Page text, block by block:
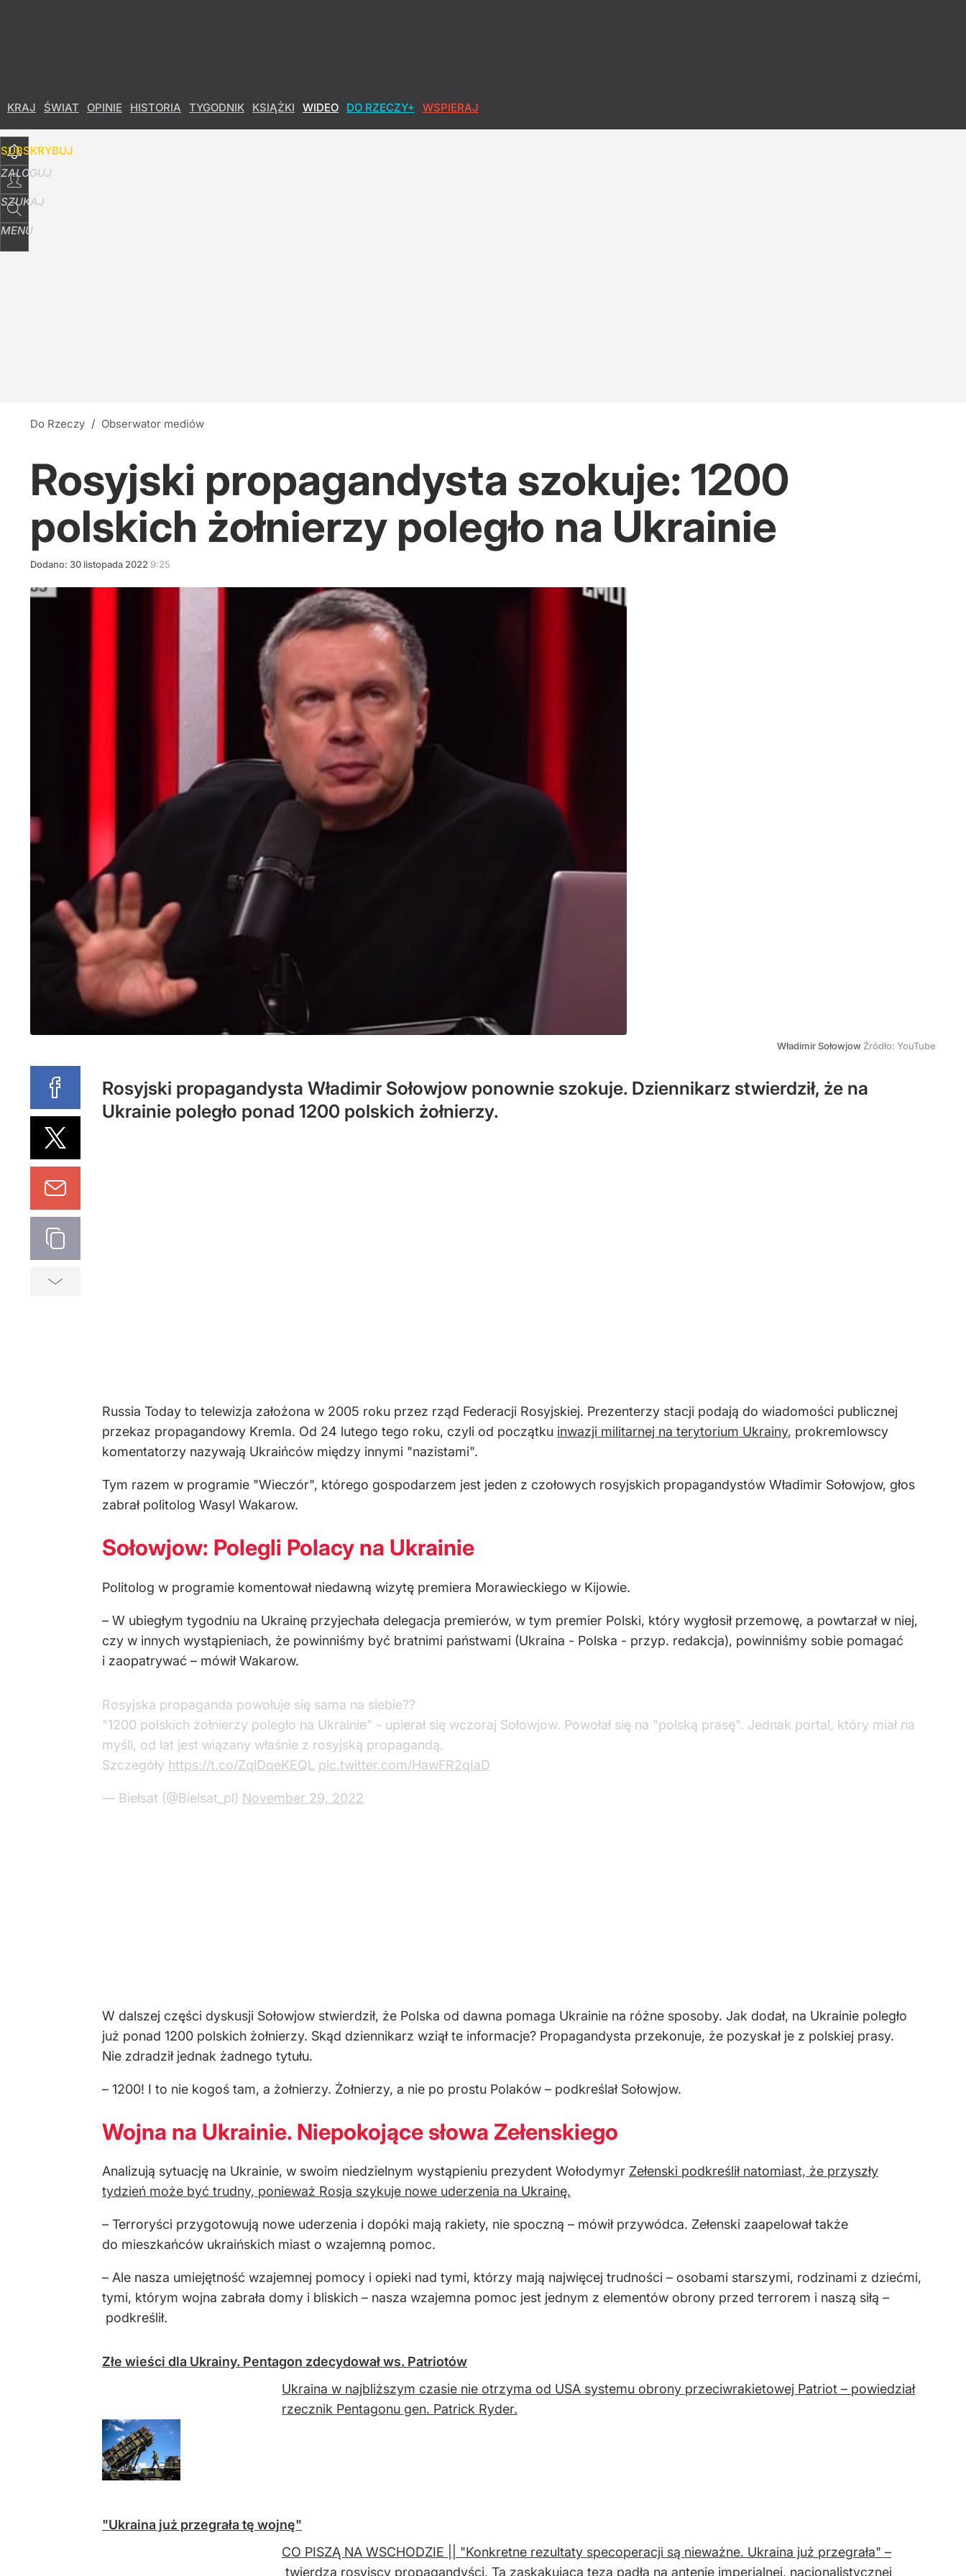
KRAJ ŚWIAT OPINIE HISTORIA TYGODNIK KSIĄŻKI WIDEO DO RZECZY+ WSPIERAJ
SUBSKRYBUJ
ZALOGUJ
SZUKAJ
MENU
Do Rzeczy / Obserwator mediów
Rosyjski propagandysta szokuje: 1200
polskich żołnierzy poległo na Ukrainie
Dodano: 30 listopada 2022 9:25
Władimir Sołowjow Źródło: YouTube
Rosyjski propagandysta Władimir Sołowjow ponownie szokuje. Dziennikarz stwierdził, że na
Ukrainie poległo ponad 1200 polskich żołnierzy.
Russia Today to telewizja założona w 2005 roku przez rząd Federacji Rosyjskiej. Prezenterzy stacji podają do wiadomości publicznej
przekaz propagandowy Kremla. Od 24 lutego tego roku, czyli od początku inwazji militarnej na terytorium Ukrainy, prokremlowscy
komentatorzy nazywają Ukraińców między innymi "nazistami".
Tym razem w programie "Wieczór", którego gospodarzem jest jeden z czołowych rosyjskich propagandystów Władimir Sołowjow, głos
zabrał politolog Wasyl Wakarow.
Sołowjow: Polegli Polacy na Ukrainie
Politolog w programie komentował niedawną wizytę premiera Morawieckiego w Kijowie.
– W ubiegłym tygodniu na Ukrainę przyjechała delegacja premierów, w tym premier Polski, który wygłosił przemowę, a powtarzał w niej,
czy w innych wystąpieniach, że powinniśmy być bratnimi państwami (Ukraina - Polska - przyp. redakcja), powinniśmy sobie pomagać
i zaopatrywać – mówił Wakarow.
Rosyjska propaganda powołuje się sama na siebie??
"1200 polskich żołnierzy poległo na Ukrainie" - upierał się wczoraj Sołowjow. Powołał się na "polską prasę". Jednak portal, który miał na
myśli, od lat jest wiązany właśnie z rosyjską propagandą.
Szczegóły https://t.co/ZqlDqeKEQL pic.twitter.com/HawFR2qIaD
— Biełsat (@Bielsat_pl) November 29, 2022
W dalszej części dyskusji Sołowjow stwierdził, że Polska od dawna pomaga Ukrainie na różne sposoby. Jak dodał, na Ukrainie poległo
już ponad 1200 polskich żołnierzy. Skąd dziennikarz wziął te informacje? Propagandysta przekonuje, że pozyskał je z polskiej prasy.
Nie zdradził jednak żadnego tytułu.
– 1200! I to nie kogoś tam, a żołnierzy. Żołnierzy, a nie po prostu Polaków – podkreślał Sołowjow.
Wojna na Ukrainie. Niepokojące słowa Zełenskiego
Analizują sytuację na Ukrainie, w swoim niedzielnym wystąpieniu prezydent Wołodymyr Zełenski podkreślił natomiast, że przyszły
tydzień może być trudny, ponieważ Rosja szykuje nowe uderzenia na Ukrainę.
– Terroryści przygotowują nowe uderzenia i dopóki mają rakiety, nie spoczną – mówił przywódca. Zełenski zaapelował także
do mieszkańców ukraińskich miast o wzajemną pomoc.
– Ale nasza umiejętność wzajemnej pomocy i opieki nad tymi, którzy mają najwięcej trudności – osobami starszymi, rodzinami z dziećmi,
tymi, którym wojna zabrała domy i bliskich – nasza wzajemna pomoc jest jednym z elementów obrony przed terrorem i naszą siłą –
podkreślił.
Złe wieści dla Ukrainy. Pentagon zdecydował ws. Patriotów
Ukraina w najbliższym czasie nie otrzyma od USA systemu obrony przeciwrakietowej Patriot – powiedział
rzecznik Pentagonu gen. Patrick Ryder.
"Ukraina już przegrała tę wojnę"
CO PISZĄ NA WSCHODZIE || "Konkretne rezultaty specoperacji są nieważne. Ukraina już przegrała" –
twierdzą rosyjscy propagandyści. Ta zaskakująca teza padła na antenie imperialnej, nacjonalistycznej